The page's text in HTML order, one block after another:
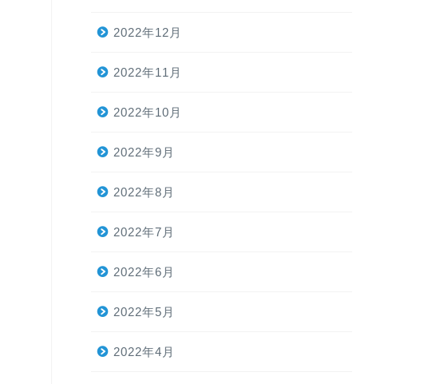
2022年12月
2022年11月
2022年10月
2022年9月
2022年8月
2022年7月
2022年6月
2022年5月
2022年4月